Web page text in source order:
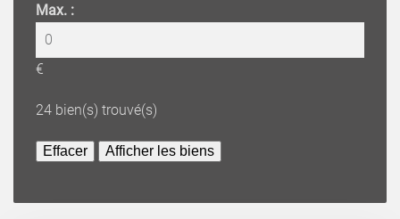
Max. :
€
24 bien(s) trouvé(s)